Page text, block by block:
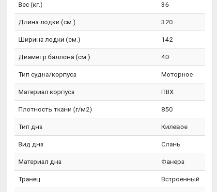
Вес (кг.) 36
Длина лодки (см.) 320
Ширина лодки (см.) 142
Диаметр баллона (см.) 40
Тип судна/корпуса Моторное
Материал корпуса ПВХ
Плотность ткани (г/м2) 850
Тип дна Килевое
Вид дна Слань
Материал дна Фанера
Транец Встроенный